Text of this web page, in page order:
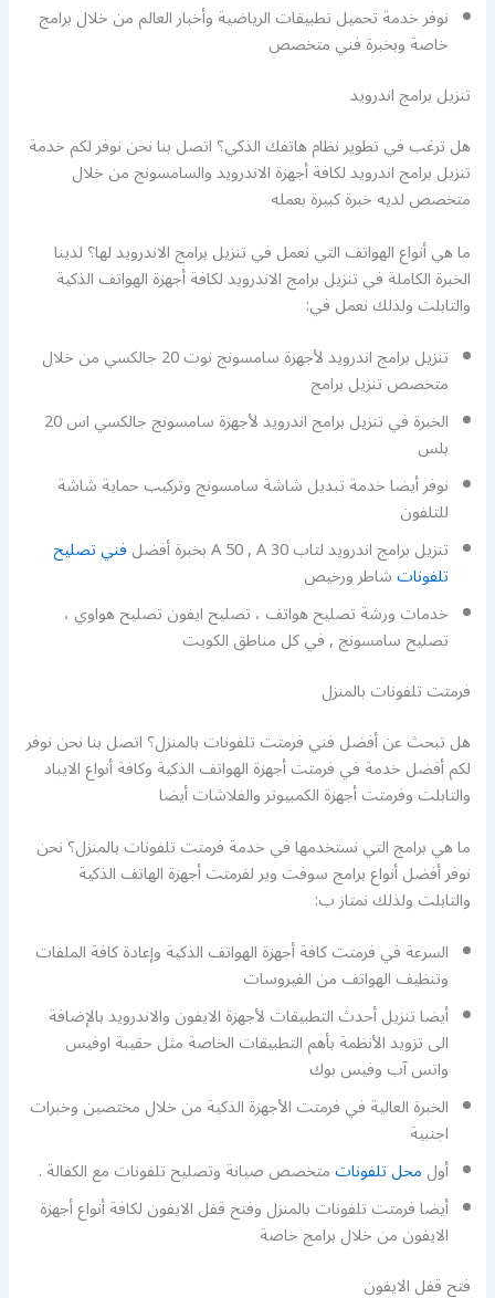
نوفر خدمة تحميل تطبيقات الرياضية وأخبار العالم من خلال برامج
خاصة وبخبرة فني متخصص
تنزيل برامج اندرويد
هل ترغب في تطوير نظام هاتفك الذكي؟ اتصل بنا نحن نوفر لكم خدمة
تنزيل برامج اندرويد لكافة أجهزة الاندرويد والسامسونج من خلال
متخصص لديه خبرة كبيرة بعمله
ما هي أنواع الهواتف التي نعمل في تنزيل برامج الاندرويد لها؟ لدينا
الخبرة الكاملة في تنزيل برامج الاندرويد لكافة أجهزة الهواتف الذكية
والتابلت ولذلك نعمل في:
تنزيل برامج اندرويد لأجهزة سامسونج نوت 20 جالكسي من خلال
متخصص تنزيل برامج
الخبرة في تنزيل برامج اندرويد لأجهزة سامسونج جالكسي اس 20
بلس
نوفر أيضا خدمة تبديل شاشة سامسونج وتركيب حماية شاشة
للتلفون
تنزيل برامج اندرويد لتاب A 50 , A 30 بخبرة أفضل
فني تصليح
تلفوناتشاطر ورخيص
خدمات ورشة تصليح هواتف ، تصليح ايفون تصليح هواوي ،
تصليح سامسونج , في كل مناطق الكويت
فرمتت تلفونات بالمنزل
هل تبحث عن أفضل فني فرمتت تلفونات بالمنزل؟ اتصل بنا نحن نوفر
لكم أفضل خدمة في فرمتت أجهزة الهواتف الذكية وكافة أنواع الايباد
والتابلت وفرمتت أجهزة الكمبيوتر والفلاشات أيضا
ما هي برامج التي نستخدمها في خدمة فرمتت تلفونات بالمنزل؟ نحن
نوفر أفضل أنواع برامج سوفت وير لفرمتت أجهزة الهاتف الذكية
والتابلت ولذلك نمتاز ب:
السرعة في فرمتت كافة أجهزة الهواتف الذكية وإعادة كافة الملفات
وتنظيف الهواتف من الفيروسات
أيضا تنزيل أحدث التطبيقات لأجهزة الايفون والاندرويد بالإضافة
الى تزويد الأنظمة بأهم التطبيقات الخاصة مثل حقيبة اوفيس
واتس آب وفيس بوك
الخبرة العالية في فرمتت الأجهزة الذكية من خلال مختصين وخبرات
اجنبية
أولمحل تلفوناتمتخصص صيانة وتصليح تلفونات مع الكفالة .
أيضا فرمتت تلفونات بالمنزل وفتح قفل الايفون لكافة أنواع أجهزة
الايفون من خلال برامج خاصة
فتح قفل الايفون